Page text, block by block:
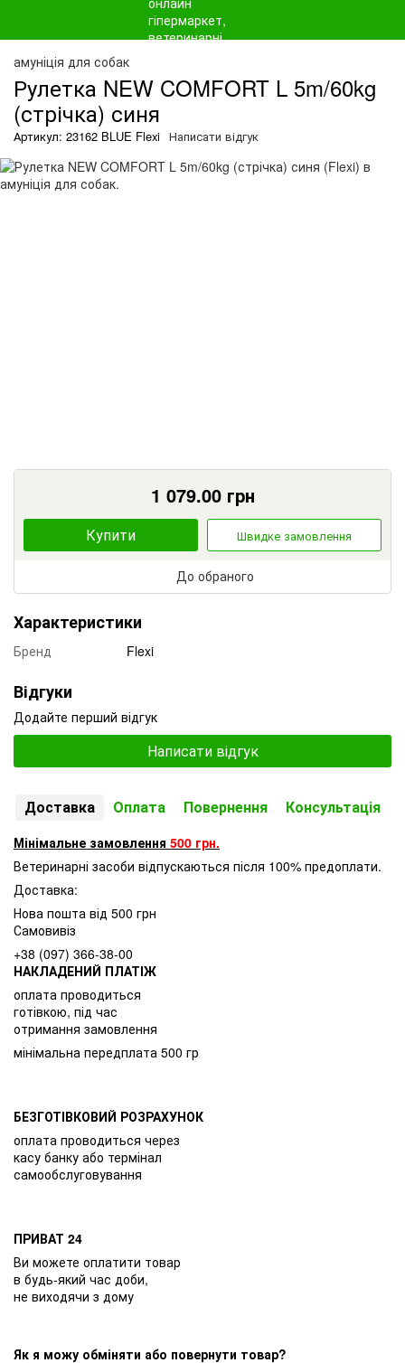
амуніція для собак
Рулетка NEW COMFORT L 5m/60kg
(стрічка) синя
Артикул: 23162 BLUE Flexi Написати відгук
1 079.00грн
Купити Швидке замовлення
До обраного
Характеристики
Бренд Flexi
Відгуки
Додайте перший відгук
Написати відгук
Доставка Оплата Повернення Консультація
Мінімальне замовлення 500 грн.
Ветеринарні засоби відпускаються після 100% предоплати.
Доставка:
Нова пошта від 500 грн
Самовивіз
+38 (097) 366-38-00
НАКЛАДЕНИЙ ПЛАТІЖ
оплата проводиться
готівкою, під час
отримання замовлення
мінімальна передплата 500 гр
БЕЗГОТІВКОВИЙ РОЗРАХУНОК
оплата проводиться через
касу банку або термінал
самообслуговування
ПРИВАТ 24
Ви можете оплатити товар
в будь-який час доби,
не виходячи з дому
Як я можу обміняти або повернути товар?